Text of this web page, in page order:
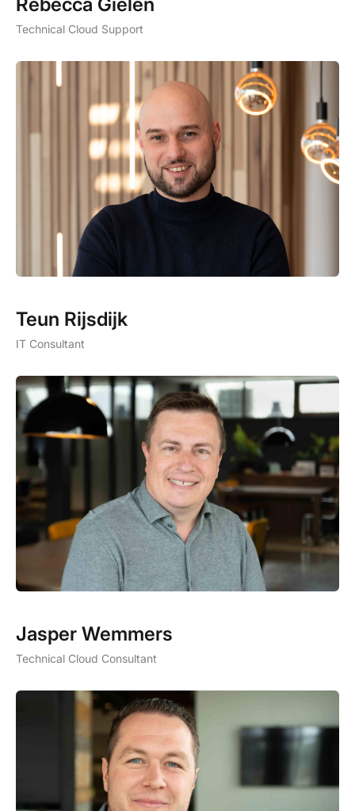
Technical Cloud Support
Teun Rijsdijk
IT Consultant
Jasper Wemmers
Technical Cloud Consultant